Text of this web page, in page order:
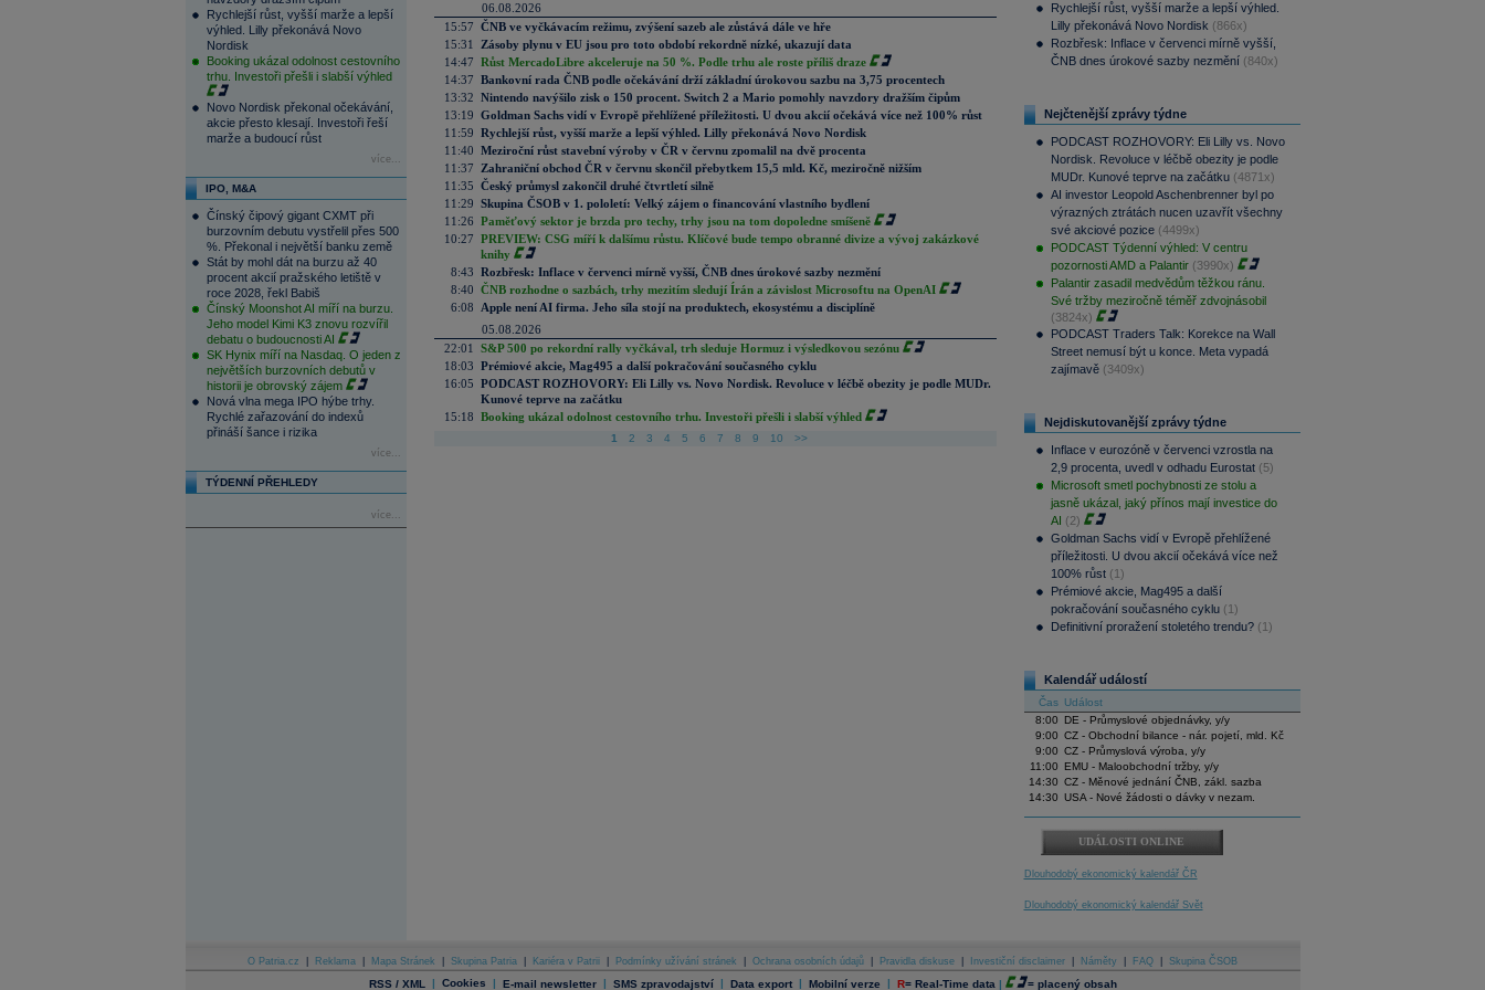
Rychlejší růst, vyšší marže a lepší
výhled. Lilly překonává Novo
Nordisk
Booking ukázal odolnost cestovního
trhu. Investoři přešli i slabší výhled
Novo Nordisk překonal očekávání,
akcie přesto klesají. Investoři řeší
marže a budoucí růst
více...
IPO, M&A
Čínský čipový gigant CXMT při
burzovním debutu vystřelil přes 500
%. Překonal i největší banku země
Stát by mohl dát na burzu až 40
procent akcií pražského letiště v
roce 2028, řekl Babiš
Čínský Moonshot AI míří na burzu.
Jeho model Kimi K3 znovu rozvířil
debatu o budoucnosti AI
SK Hynix míří na Nasdaq. O jeden z
největších burzovních debutů v
historii je obrovský zájem
Nová vlna mega IPO hýbe trhy.
Rychlé zařazování do indexů
přináší šance i rizika
více...
TÝDENNÍ PŘEHLEDY
více...
06.08.2026
15:57 ČNB ve vyčkávacím režimu, zvýšení sazeb ale zůstává dále ve hře
15:31
Zásoby plynu v EU jsou pro toto období rekordně nízké, ukazují data
14:47 Růst MercadoLibre akceleruje na 50 %. Podle trhu ale roste příliš draze
14:37 Bankovní rada ČNB podle očekávání drží základní úrokovou sazbu na 3,75 procentech
13:32 Nintendo navýšilo zisk o 150 procent. Switch 2 a Mario pomohly navzdory dražším čipům
13:19 Goldman Sachs vidí v Evropě přehlížené příležitosti. U dvou akcií očekává více než 100% růst
11:59 Rychlejší růst, vyšší marže a lepší výhled. Lilly překonává Novo Nordisk
11:40 Meziroční růst stavební výroby v ČR v červnu zpomalil na dvě procenta
11:37
Zahraniční obchod ČR v červnu skončil přebytkem 15,5 mld. Kč, meziročně nižším
11:35 Český průmysl zakončil druhé čtvrtletí silně
11:29 Skupina ČSOB v 1. pololetí: Velký zájem o financování vlastního bydlení
11:26 Paměťový sektor je brzda pro techy, trhy jsou na tom dopoledne smíšeně
10:27 PREVIEW: CSG míří k dalšímu růstu. Klíčové bude tempo obranné divize a vývoj zakázkové
knihy
8:43 Rozbřesk: Inflace v červenci mírně vyšší, ČNB dnes úrokové sazby nezmění
8:40 ČNB rozhodne o sazbách, trhy mezitím sledují Írán a závislost Microsoftu na OpenAI
6:08
Apple není AI firma. Jeho síla stojí na produktech, ekosystému a disciplíně
05.08.2026
22:01
S&P 500 po rekordní rally vyčkával, trh sleduje Hormuz i výsledkovou sezónu
18:03 Prémiové akcie, Mag495 a další pokračování současného cyklu
16:05 PODCAST ROZHOVORY: Eli Lilly vs. Novo Nordisk. Revoluce v léčbě obezity je podle MUDr.
Kunové teprve na začátku
15:18 Booking ukázal odolnost cestovního trhu. Investoři přešli i slabší výhled
1 2 3 4 5 6 7 8 9 10 >>
Rychlejší růst, vyšší marže a lepší výhled.
Lilly překonává Novo Nordisk (866x)
Rozbřesk: Inflace v červenci mírně vyšší,
ČNB dnes úrokové sazby nezmění (840x)
Nejčtenější zprávy týdne
PODCAST ROZHOVORY: Eli Lilly vs. Novo
Nordisk. Revoluce v léčbě obezity je podle
MUDr. Kunové teprve na začátku (4871x)
AI investor Leopold Aschenbrenner byl po
výrazných ztrátách nucen uzavřít všechny
své akciové pozice (4499x)
PODCAST Týdenní výhled: V centru
pozornosti AMD a Palantir (3990x)
Palantir zasadil medvědům těžkou ránu.
Své tržby meziročně téměř zdvojnásobil
(3824x)
PODCAST Traders Talk: Korekce na Wall
Street nemusí být u konce. Meta vypadá
zajímavě (3409x)
Nejdiskutovanější zprávy týdne
Inflace v eurozóně v červenci vzrostla na
2,9 procenta, uvedl v odhadu Eurostat (5)
Microsoft smetl pochybnosti ze stolu a
jasně ukázal, jaký přínos mají investice do
AI (2)
Goldman Sachs vidí v Evropě přehlížené
příležitosti. U dvou akcií očekává více než
100% růst (1)
Prémiové akcie, Mag495 a další
pokračování současného cyklu (1)
Definitivní proražení stoletého trendu? (1)
Kalendář událostí
Čas Událost
8:00
DE - Průmyslové objednávky, y/y
9:00 CZ - Obchodní bilance - nár. pojetí, mld. Kč
9:00 CZ - Průmyslová výroba, y/y
11:00
EMU - Maloobchodní tržby, y/y
14:30 CZ - Měnové jednání ČNB, zákl. sazba
14:30 USA - Nové žádosti o dávky v nezam.
UDÁLOSTI ONLINE
Dlouhodobý ekonomický kalendář ČR
Dlouhodobý ekonomický kalendář Svět
O Patria.cz Reklama Mapa Stránek Skupina Patria Kariéra v Patrii Podmínky užívání stránek Ochrana osobních údajů Pravidla diskuse Investiční disclaimer Náměty FAQ Skupina ČSOB
RSS / XML | Cookies | E-mail newsletter | SMS zpravodajství | Data export | Mobilní verze | R= Real-Time data | = placený obsah